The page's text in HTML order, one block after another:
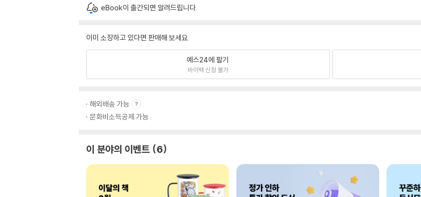
eBook이 출간되면 알려드립니다.
이미 소장하고 있다면 판매해 보세요.
예스24에 팔기
바이백 신청 불가
해외배송 가능
문화비소득공제 가능
이 분야의 이벤트 6